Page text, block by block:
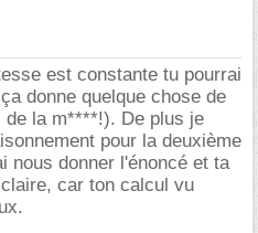
est constante tu pourrai
donne quelque chose de
la m****!). De plus je
pour la deuxième
nous donner l'énoncé et ta
car ton calcul vu